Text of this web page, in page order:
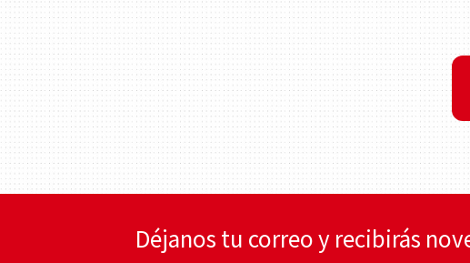
Déjanos tu correo y recibirás